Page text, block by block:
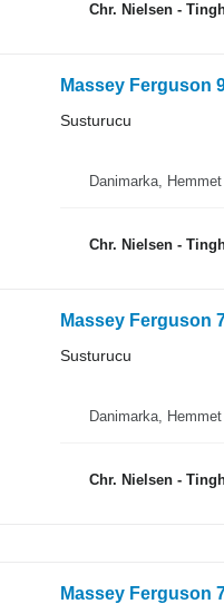
Chr. Nielsen -
Massey Ferguson
Susturucu
Danimarka, Hemmet
Chr. Nielsen -
Massey Ferguson
Susturucu
Danimarka, Hemmet
Chr. Nielsen -
Massey Ferguson